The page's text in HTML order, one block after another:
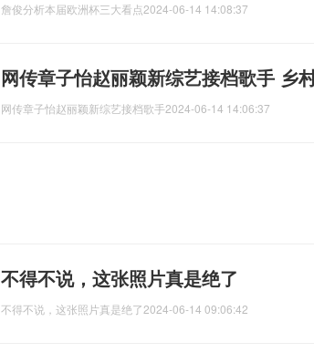
詹俊分析本届欧洲杯三大看点2024-06-14 14:08:37
网传章子怡赵丽颖新综艺接档歌手 乡
网传章子怡赵丽颖新综艺接档歌手2024-06-14 14:06:37
不得不说，这张照片真是绝了
不得不说，这张照片真是绝了2024-06-14 09:06:42